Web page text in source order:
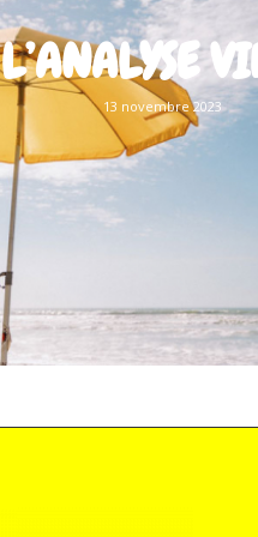
L’ANALYSE
13 novembre 2023